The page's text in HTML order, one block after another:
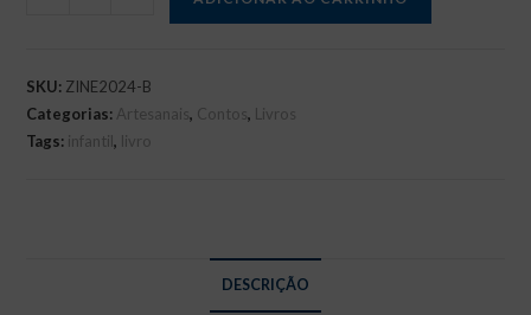
SKU: ZINE2024-B
Categorias: Artesanais, Contos, Livros
Tags: infantil, livro
DESCRIÇÃO